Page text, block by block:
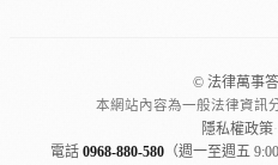
© 法律萬事
本網站內容為一般法律資訊
隱私權政策·
電話0968-880-580 （週一至週五